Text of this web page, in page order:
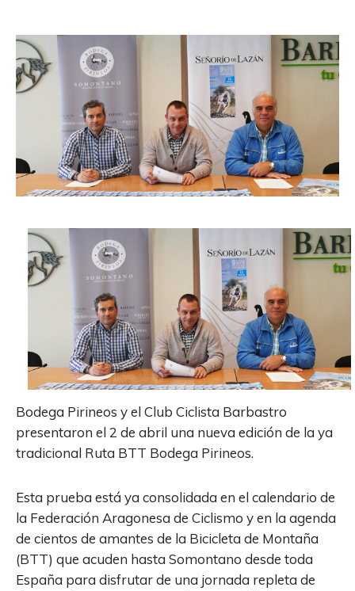
Bodega Pirineos y el Club Ciclista Barbastro
presentaron el 2 de abril una nueva edición de la ya
tradicional Ruta BTT Bodega Pirineos.
Esta prueba está ya consolidada en el calendario de
la Federación Aragonesa de Ciclismo y en la agenda
de cientos de amantes de la Bicicleta de Montaña
(BTT) que acuden hasta Somontano desde toda
España para disfrutar de una jornada repleta de